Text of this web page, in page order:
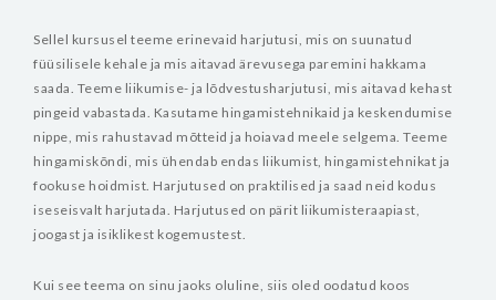
Sellel kursusel teeme erinevaid harjutusi, mis on suunatud
füüsilisele kehale ja mis aitavad ärevusega paremini hakkama
saada. Teeme liikumise- ja lõdvestusharjutusi, mis aitavad kehast
pingeid vabastada. Kasutame hingamistehnikaid ja keskendumise
nippe, mis rahustavad mõtteid ja hoiavad meele selgema. Teeme
hingamiskõndi, mis ühendab endas liikumist, hingamistehnikat ja
fookuse hoidmist. Harjutused on praktilised ja saad neid kodus
iseseisvalt harjutada. Harjutused on pärit liikumisteraapiast,
joogast ja isiklikest kogemustest.
Kui see teema on sinu jaoks oluline, siis oled oodatud koos